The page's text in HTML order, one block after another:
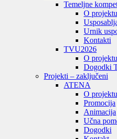
Temeljne
O projektu
Urnik
Kontakti
TVU2026
O
Dogodki
Projekti – zaključeni
ATENA
O projektu
Promocija
Animacija
Učna
Dogodki